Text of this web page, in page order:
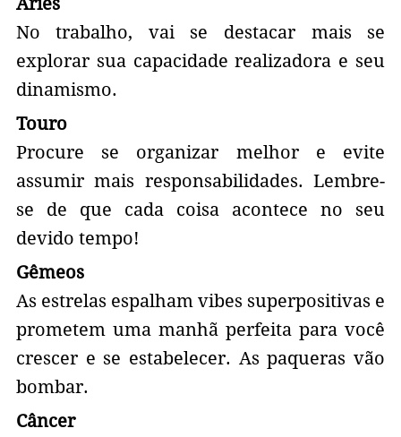
No trabalho, vai se destacar mais se
explorar sua capacidade realizadora e seu
dinamismo.
Touro
Procure se organizar melhor e evite
assumir mais responsabilidades. Lembre-
se de que cada coisa acontece no seu
devido tempo!
Gêmeos
As estrelas espalham vibes superpositivas e
prometem uma manhã perfeita para você
crescer e se estabelecer. As paqueras vão
bombar.
Câncer